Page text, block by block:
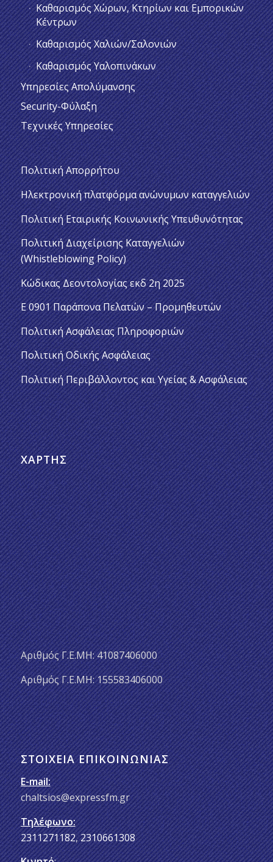
Καθαρισμός Χώρων, Κτηρίων και Εμπορικών
Κέντρων
Καθαρισμός Χαλιών/Σαλονιών
Καθαρισμός Υαλοπινάκων
Υπηρεσίες Απολύμανσης
Security-Φύλαξη
Τεχνικές Υπηρεσίες
Πολιτική Απορρήτου
Ηλεκτρονική πλατφόρμα ανώνυμων καταγγελιών
Πολιτική Εταιρικής Κοινωνικής Υπευθυνότητας
Πολιτική Διαχείρισης Καταγγελιών
(Whistleblowing Policy)
Κώδικας Δεοντολογίας εκδ 2η 2025
Ε 0901 Παράπονα Πελατών – Προμηθευτών
Πολιτική Ασφάλειας Πληροφοριών
Πολιτική Οδικής Ασφάλειας
Πολιτική Περιβάλλοντος και Υγείας & Ασφάλειας
ΧΆΡΤΗΣ
Αριθμός Γ.Ε.ΜΗ: 41087406000
Αριθμός Γ.Ε.ΜΗ: 155583406000
ΣΤΟΙΧΕΊΑ ΕΠΙΚΟΙΝΩΝΊΑΣ
E-mail:
chaltsios@expressfm.gr
Τηλέφωνο:
2311271182,2310661308